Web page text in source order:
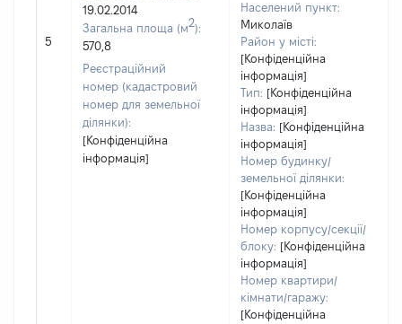
5
19.02.2014
Загальна площа (м2):
570,8
Реєстраційний
номер (кадастровий
номер для земельної
ділянки):
[Конфіденційна
інформація]
Населений пункт:
Миколаїв
Район у місті:
[Конфіденційна
інформація]
Тип: [Конфіденційна
інформація]
Назва: [Конфіденційна
інформація]
Номер будинку/
земельної ділянки:
[Конфіденційна
інформація]
Номер корпусу/секції/
блоку: [Конфіденційна
інформація]
Номер квартири/
кімнати/гаражу:
[Конфіденційна